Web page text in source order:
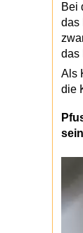
Bei
das
das
Als
die
sein